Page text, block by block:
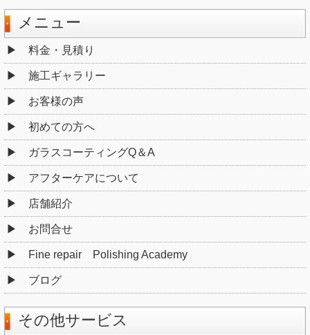
メニュー
料金・見積り
施工ギャラリー
お客様の声
初めての方へ
ガラスコーティングQ＆A
アフターケアについて
店舗紹介
お問合せ
Fine repair Polishing Academy
ブログ
その他サービス